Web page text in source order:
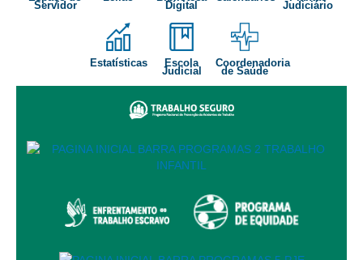
Audiências e Sessões
Calendário das Sessões da 1ª Turma 2026
Calendário de Sessões da 2ª Turma - 2026
Calendário das Sessões da 3ª Turma 2026
Carta de Serviços ao Cidadão
Cadastro de Peritos, Tradutores e Intérpretes
Servidor Digital Judiciário
Estatísticas Escola
Judicial
Coordenadoria
de Saúde